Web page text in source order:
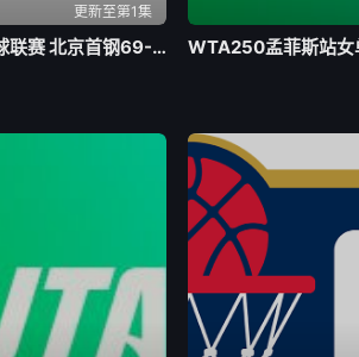
更新至第1集
全国青年篮球联赛 北京首钢69-62四川锦城20260803